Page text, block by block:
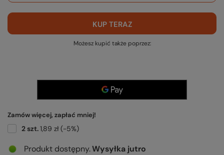
KUP TERAZ
Możesz kupić także poprzez:
Zamów więcej, zapłać mniej!
2szt.1,89 zł(-5%)
Produkt dostępny Wysyłka jutro